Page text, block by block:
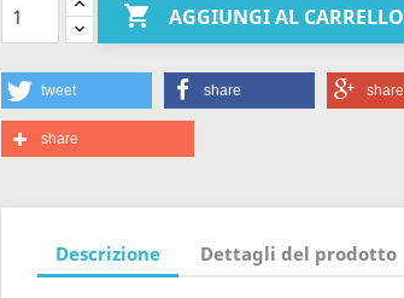
 AGGIUNGI AL CARRELLO
tweet share share
share
Descrizione Dettagli del prodotto